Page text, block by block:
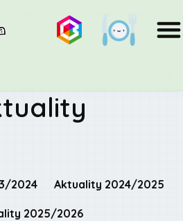
2024 Aktuality 2024/2025
2025/2026